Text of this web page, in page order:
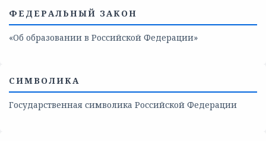
ФЕДЕРАЛЬНЫЙ ЗАКОН
«Об образовании в Российской Федерации»
СИМВОЛИКА
Государственная символика Российской Федерации